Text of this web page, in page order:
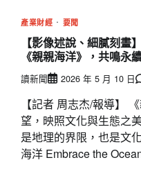
產業財經 要聞
【影像述說、細膩刻畫
《親親海洋》，共鳴永
讀新聞 2026 年 5 月 10 日
【記者 周志杰/報導】
望，映照文化與生態之
是地理的界限，也是文
海洋 Embrace the